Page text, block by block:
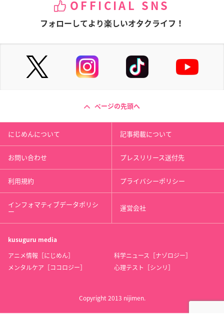
OFFICIAL SNS
フォローしてより楽しいオタクライフ！
ページの先頭へ
にじめんについて 記事掲載について
お問い合わせ プレスリリース送付先
利用規約 プライバシーポリシー
インフォマティブデータポリシ
ー 運営会社
kusuguru media
アニメ情報［にじめん］
科学ニュース［ナゾロジー］
メンタルケア［ココロジー］
心理テスト［シンリ］
Copyright 2013 nijimen.